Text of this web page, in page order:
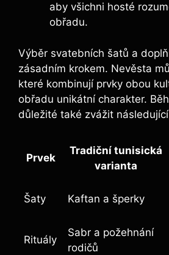
aby všichni hosté
obřadu.
Výběr svatebních šatů a
zásadním krokem. Nevěsta
které kombinují prvky obou
obřadu unikátní charakter.
důležité také zvážit
Prvek
Tradiční tunisická
varianta
Šaty Kaftan a šperky
Rituály
Sabr a požehnání
rodičů